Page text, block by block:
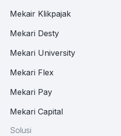
Mekair Klikpajak
Mekari Desty
Mekari University
Mekari Flex
Mekari Pay
Mekari Capital
Solusi